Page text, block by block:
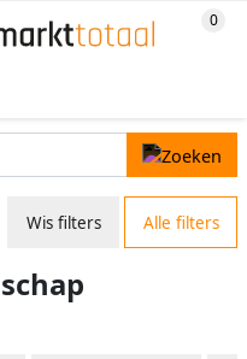
Wis filters Alle filters